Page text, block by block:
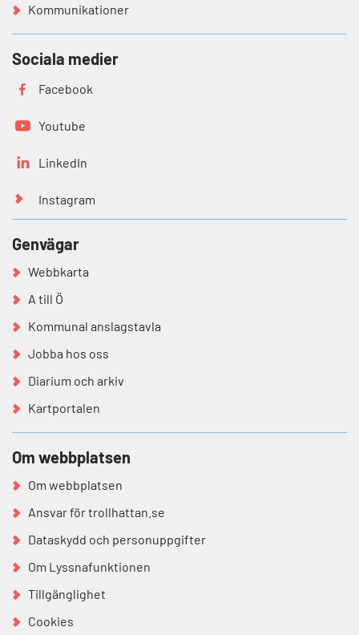
Kommunikationer
Sociala medier
Facebook
Youtube
LinkedIn
Instagram
Genvägar
Webbkarta
A till Ö
Kommunal anslagstavla
Jobba hos oss
Diarium och arkiv
Kartportalen
Om webbplatsen
Om webbplatsen
Ansvar för trollhattan.se
Dataskydd och personuppgifter
Om Lyssnafunktionen
Tillgänglighet
Cookies